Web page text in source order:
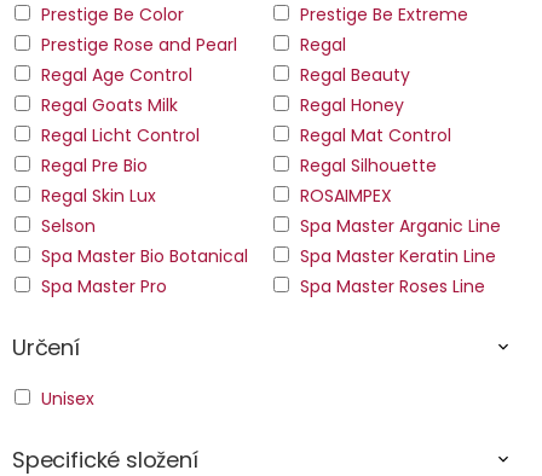
Prestige Be Color
Prestige Be Extreme
Prestige Rose and Pearl
Regal
Regal Age Control
Regal Beauty
Regal Goats Milk
Regal Honey
Regal Licht Control
Regal Mat Control
Regal Pre Bio
Regal Silhouette
Regal Skin Lux
ROSAIMPEX
Selson
Spa Master Arganic Line
Spa Master Bio Botanical
Spa Master Keratin Line
Spa Master Pro
Spa Master Roses Line
Určení
Unisex
Specifické složení